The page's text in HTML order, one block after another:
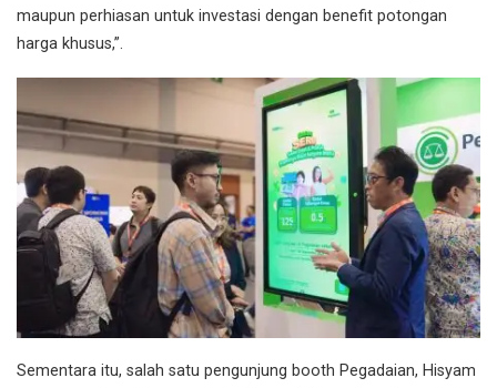
maupun perhiasan untuk investasi dengan benefit potongan
harga khusus,”.
Sementara itu, salah satu pengunjung booth Pegadaian, Hisyam